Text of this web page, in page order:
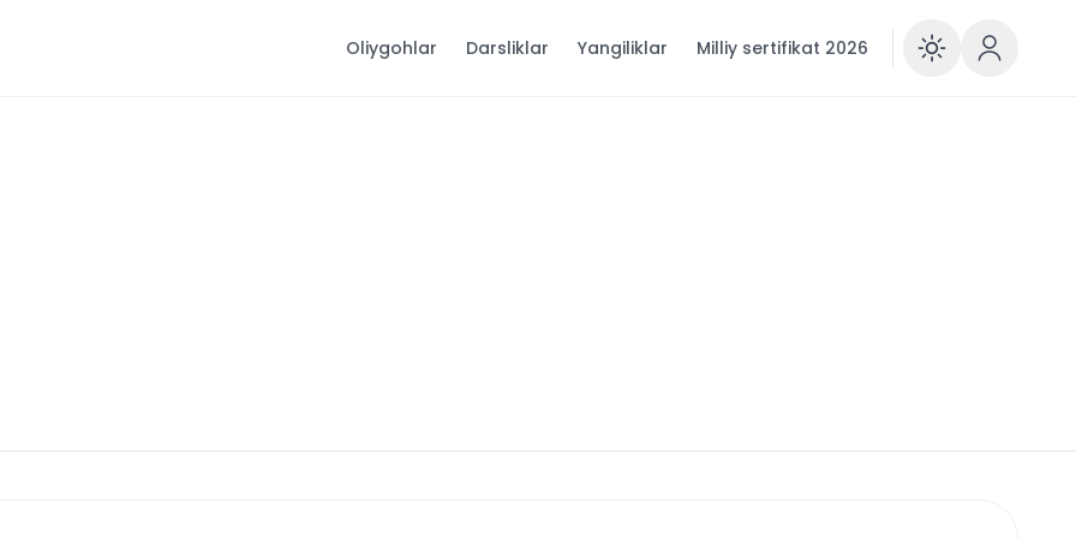
Oliygohlar Darsliklar Yangiliklar Milliy sertifikat 2026